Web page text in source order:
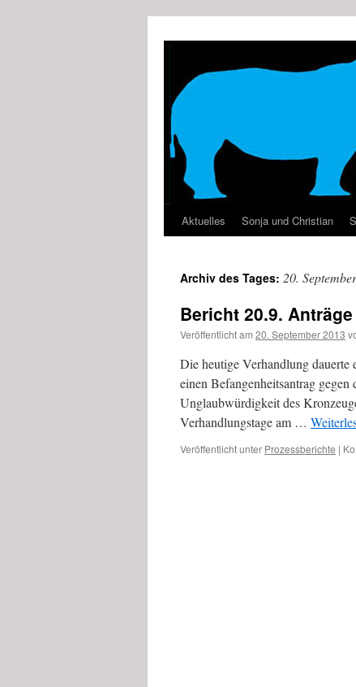
Aktuelles Sonja und Christian
Archiv des Tages: 20.
Bericht 20.9.
Veröffentlicht am 20. September 2013
Die heutige Verhandlung dauerte
einen Befangenheitsantrag
Unglaubwürdigkeit des
Verhandlungstage am …
Veröffentlicht unter Prozessberichte |